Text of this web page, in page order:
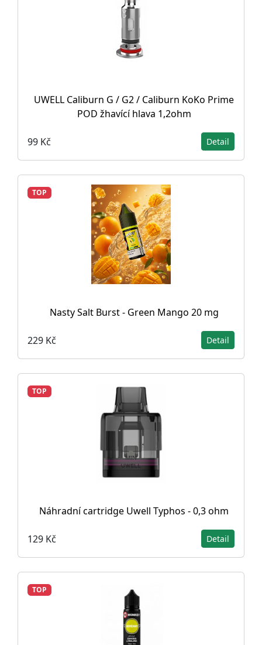
UWELL Caliburn G / G2 / Caliburn KoKo Prime
POD žhavící hlava 1,2ohm
99 Kč Detail
TOP
Nasty Salt Burst - Green Mango 20 mg
229 Kč Detail
TOP
Náhradní cartridge Uwell Typhos - 0,3 ohm
129 Kč Detail
TOP